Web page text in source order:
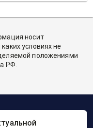
носит
условиях не
положениями
РФ.